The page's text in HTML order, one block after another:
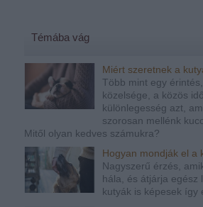
Témába vág
Miért szeretnek a
Több mint egy
közelsége, a közös
különlegesség azt,
szorosan mellénk
Mitől olyan kedves számukra?
Hogyan mondják el a
Nagyszerű érzés,
hála, és átjárja egész
kutyák is képesek így